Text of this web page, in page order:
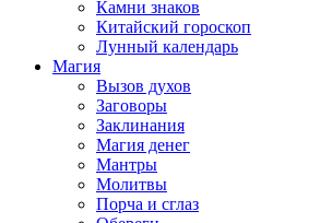
Камни знаков
Китайский гороскоп
Лунный календарь
Магия
Вызов духов
Заговоры
Заклинания
Магия денег
Мантры
Молитвы
Порча и сглаз